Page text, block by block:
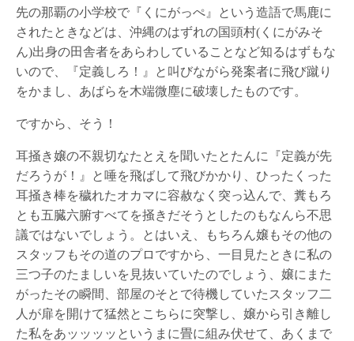
先の那覇の小学校で『くにがっぺ』という造語で馬鹿に
されたときなどは、沖縄のはずれの国頭村(くにがみそ
ん)出身の田舎者をあらわしていることなど知るはずもな
いので、『定義しろ！』と叫びながら発案者に飛び蹴り
をかまし、あばらを木端微塵に破壊したものです。
ですから、そう！
耳掻き嬢の不親切なたとえを聞いたとたんに『定義が先
だろうが！』と唾を飛ばして飛びかかり、ひったくった
耳掻き棒を穢れたオカマに容赦なく突っ込んで、糞もろ
とも五臓六腑すべてを掻きだそうとしたのもなんら不思
議ではないでしょう。とはいえ、もちろん嬢もその他の
スタッフもその道のプロですから、一目見たときに私の
三つ子のたましいを見抜いていたのでしょう、嬢にまた
がったその瞬間、部屋のそとで待機していたスタッフ二
人が扉を開けて猛然とこちらに突撃し、嬢から引き離し
た私をあッッッッというまに畳に組み伏せて、あくまで